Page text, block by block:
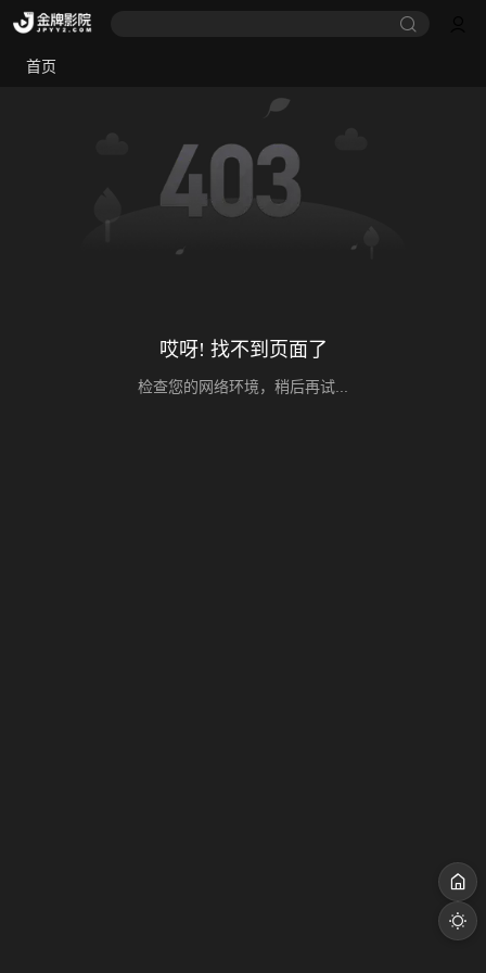
首页
哎呀! 找不到页面了
检查您的网络环境，稍后再试...